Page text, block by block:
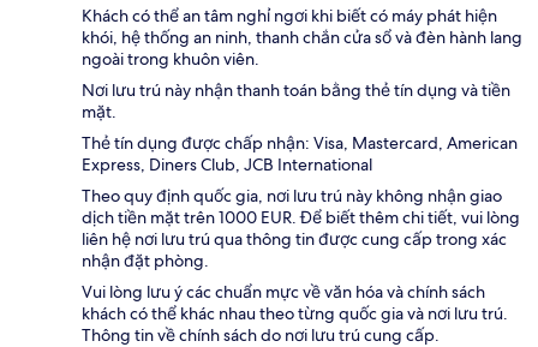
Khách có thể an tâm nghỉ ngơi khi biết có máy phát hiện
khói, hệ thống an ninh, thanh chắn cửa sổ và đèn hành lang
ngoài trong khuôn viên.
Nơi lưu trú này nhận thanh toán bằng thẻ tín dụng và tiền
mặt.
Thẻ tín dụng được chấp nhận: Visa, Mastercard, American
Express, Diners Club, JCB International
Theo quy định quốc gia, nơi lưu trú này không nhận giao
dịch tiền mặt trên 1000 EUR. Để biết thêm chi tiết, vui lòng
liên hệ nơi lưu trú qua thông tin được cung cấp trong xác
nhận đặt phòng.
Vui lòng lưu ý các chuẩn mực về văn hóa và chính sách
khách có thể khác nhau theo từng quốc gia và nơi lưu trú.
Thông tin về chính sách do nơi lưu trú cung cấp.